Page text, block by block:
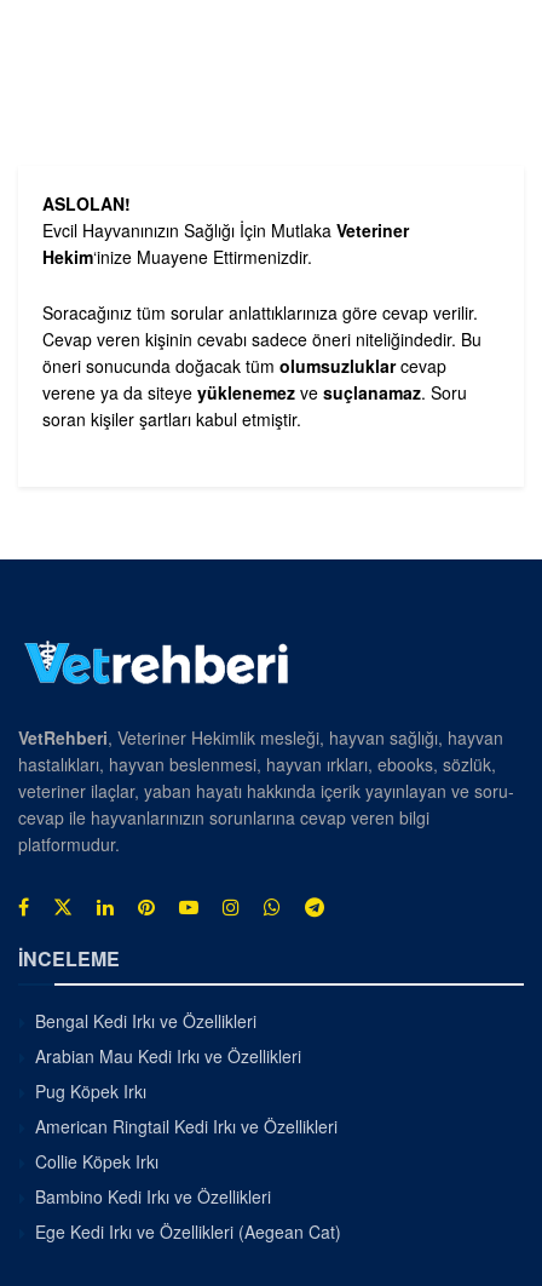
ASLOLAN!
Evcil Hayvanınızın Sağlığı İçin Mutlaka Veteriner
Hekim‘inize Muayene Ettirmenizdir.
Soracağınız tüm sorular anlattıklarınıza göre cevap verilir.
Cevap veren kişinin cevabı sadece öneri niteliğindedir. Bu
öneri sonucunda doğacak tüm olumsuzluklarcevap
verene ya da siteye yüklenemez ve suçlanamaz. Soru
soran kişiler şartları kabul etmiştir.
VetRehberi, Veteriner Hekimlik mesleği, hayvan sağlığı, hayvan
hastalıkları, hayvan beslenmesi, hayvan ırkları, ebooks, sözlük,
veteriner ilaçlar, yaban hayatı hakkında içerik yayınlayan ve soru-
cevap ile hayvanlarınızın sorunlarına cevap veren bilgi
platformudur.
İNCELEME
Bengal Kedi Irkı ve Özellikleri
Arabian Mau Kedi Irkı ve Özellikleri
Pug Köpek Irkı
American Ringtail Kedi Irkı ve Özellikleri
Collie Köpek Irkı
Bambino Kedi Irkı ve Özellikleri
Ege Kedi Irkı ve Özellikleri (Aegean Cat)